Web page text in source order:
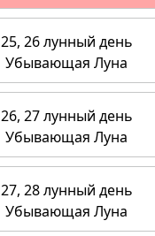
25, 26 лунный день
Убывающая Луна
26, 27 лунный день
Убывающая Луна
27, 28 лунный день
Убывающая Луна